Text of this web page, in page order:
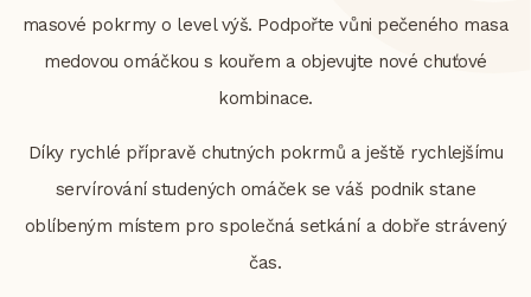
masové pokrmy o level výš. Podpořte vůni pečeného masa
medovou omáčkou s kouřem a objevujte nové chuťové
kombinace.
Díky rychlé přípravě chutných pokrmů a ještě rychlejšímu
servírování studených omáček se váš podnik stane
oblíbeným místem pro společná setkání a dobře strávený
čas.